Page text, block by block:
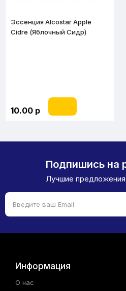
Эссенция Alcostar Apple
Cidre (Яблочный Сидр)
10.00 р
Подпишись на
Лучшие
Информация
О нас